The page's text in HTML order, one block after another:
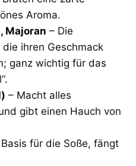
Aroma.
Majoran – Die
ihren Geschmack
ganz wichtig für das
– Macht alles
gibt einen Hauch von
für die Soße, fängt